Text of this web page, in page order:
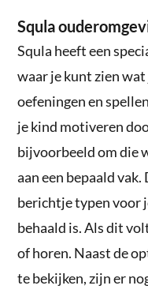
Squla
Squla heeft een
waar je kunt zien
oefeningen en
je kind motiveren
bijvoorbeeld om die
aan een bepaald
berichtje typen voor
behaald is. Als dit
of horen. Naast de
te bekijken, zijn er